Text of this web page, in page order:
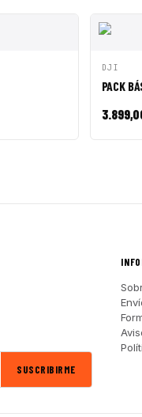
DJI
PACK
SUSCRIBIRME